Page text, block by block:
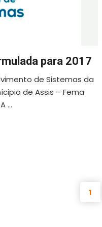
para 2017
de Sistemas da
de Assis – Fema
...
1